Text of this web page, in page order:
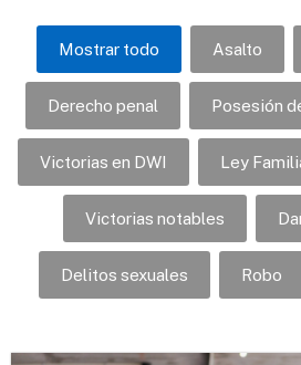
Mostrar todo Asalto
Derecho penal Posesión
Victorias en DWI Ley
Victorias notables
Delitos sexuales Robo